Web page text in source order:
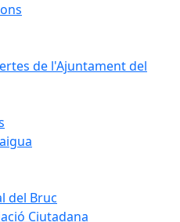
de l'Ajuntament del
del Bruc
Ciutadana